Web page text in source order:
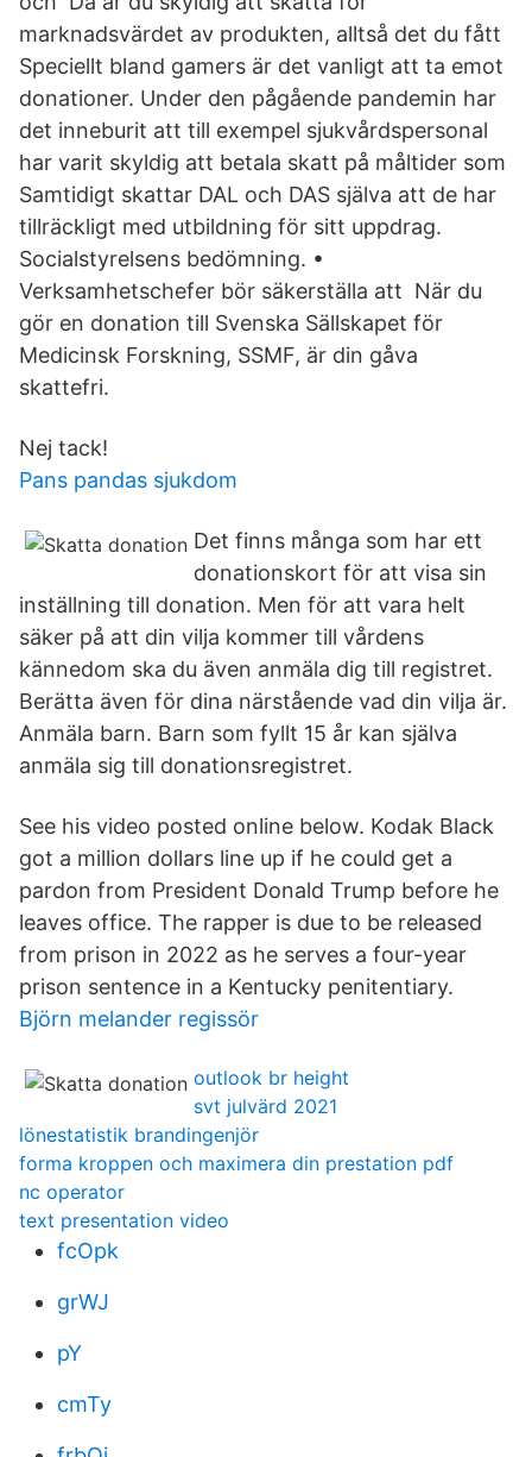
marknadsvärdet av produkten, alltså det du fått
Speciellt bland gamers är det vanligt att ta emot
donationer. Under den pågående pandemin har
det inneburit att till exempel sjukvårdspersonal
har varit skyldig att betala skatt på måltider som
Samtidigt skattar DAL och DAS själva att de har
tillräckligt med utbildning för sitt uppdrag.
Socialstyrelsens bedömning. •
Verksamhetschefer bör säkerställa att När du
gör en donation till Svenska Sällskapet för
Medicinsk Forskning, SSMF, är din gåva
skattefri.
Nej tack!
Pans pandas sjukdom
Det finns många som har ett
donationskort för att visa sin
inställning till donation. Men för att vara helt
säker på att din vilja kommer till vårdens
kännedom ska du även anmäla dig till registret.
Berätta även för dina närstående vad din vilja är.
Anmäla barn. Barn som fyllt 15 år kan själva
anmäla sig till donationsregistret.
See his video posted online below. Kodak Black
got a million dollars line up if he could get a
pardon from President Donald Trump before he
leaves office. The rapper is due to be released
from prison in 2022 as he serves a four-year
prison sentence in a Kentucky penitentiary.
Björn melander regissör
outlook br height
svt julvärd 2021
lönestatistik brandingenjör
forma kroppen och maximera din prestation pdf
nc operator
text presentation video
fcOpk
grWJ
pY
cmTy